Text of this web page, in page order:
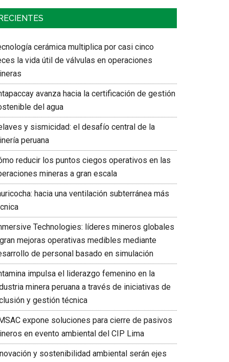
RECIENTES
cerámica multiplica por casi cinco
la vida útil de válvulas en operaciones
avanza hacia la certificación de gestión
del agua
y sismicidad: el desafío central de la
peruana
reducir los puntos ciegos operativos en las
mineras a gran escala
hacia una ventilación subterránea más
Technologies: líderes mineros globales
mejoras operativas medibles mediante
de personal basado en simulación
impulsa el liderazgo femenino en la
minera peruana a través de iniciativas de
y gestión técnica
expone soluciones para cierre de pasivos
en evento ambiental del CIP Lima
y sostenibilidad ambiental serán ejes